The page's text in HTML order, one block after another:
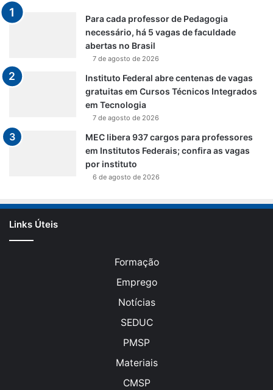
Para cada professor de Pedagogia
necessário, há 5 vagas de faculdade
abertas no Brasil
7 de agosto de 2026
Instituto Federal abre centenas de vagas
gratuitas em Cursos Técnicos Integrados
em Tecnologia
7 de agosto de 2026
MEC libera 937 cargos para professores
em Institutos Federais; confira as vagas
por instituto
6 de agosto de 2026
Links Úteis
Formação
Emprego
Notícias
SEDUC
PMSP
Materiais
CMSP